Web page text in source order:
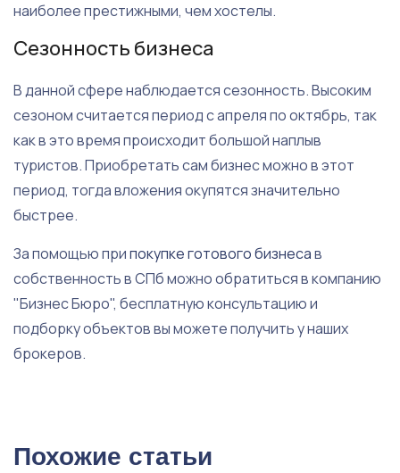
наиболее престижными, чем хостелы.
Сезонность бизнеса
В данной сфере наблюдается сезонность. Высоким
сезоном считается период с апреля по октябрь, так
как в это время происходит большой наплыв
туристов. Приобретать сам бизнес можно в этот
период, тогда вложения окупятся значительно
быстрее.
За помощью припокупке готового бизнесав
собственность в СПб можно обратиться в компанию
"Бизнес Бюро", бесплатную консультацию и
подборку объектов вы можете получить у наших
брокеров.
Похожие статьи